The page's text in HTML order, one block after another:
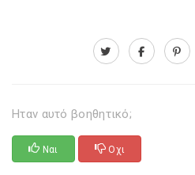
Ηταν αυτό βοηθητικό;
Ναι Οχι